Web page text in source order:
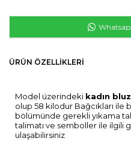
ÜRÜN ÖZELLIKLERI
Model üzerindeki kadın bluz
olup 58 kilodur Bağcıkları
bölümünde gerekli yıkama
talimatı ve semboller ile ilgili
ulaşabilirsiniz